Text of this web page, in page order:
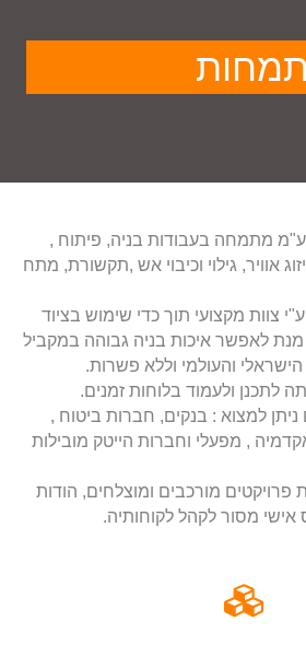
מתמחה בעבודות בניה, פיתוח ,
אוויר, גילוי וכיבוי אש ,תקשורת, מתח
צוות מקצועי תוך כדי שימוש בציוד
מנת לאפשר איכות בניה גבוהה במקביל
והעולמי וללא פשרות.
לתכנן ולעמוד בלוחות זמנים.
ניתן למצוא : בנקים, חברות ביטוח ,
, מפעלי וחברות הייטק מובילות
מורכבים ומוצלחים, הודות
אישי מסור לקהל לקוחותיה.